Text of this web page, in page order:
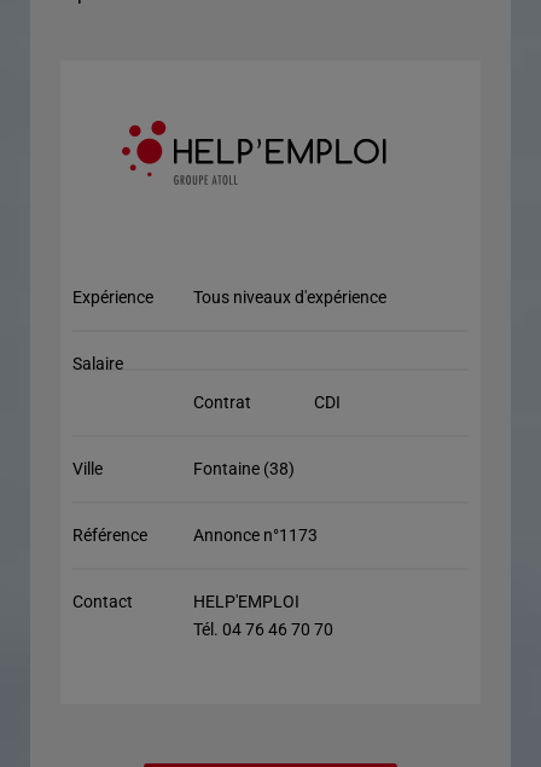
Expérience Tous niveaux d'expérience
Salaire
Contrat
CDI
Ville Fontaine (38)
Référence Annonce n°1173
Contact
HELP'EMPLOI
Tél. 04 76 46 70 70